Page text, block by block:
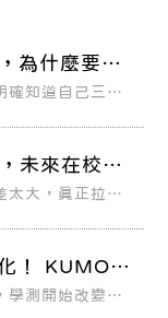
為什麼要先
確知道自己三個
，就可以預測自
未來在校成
太大，真正拉開
校的段考都滿
常考不及格？
！ KUMON
學測開始改變出